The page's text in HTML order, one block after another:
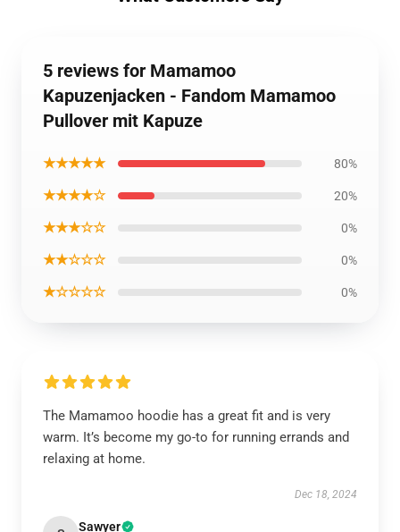
5 reviews for Mamamoo
Kapuzenjacken - Fandom Mamamoo
Pullover mit Kapuze
★★★★★ 80%
★★★★☆ 20%
★★★☆☆ 0%
★★☆☆☆ 0%
★☆☆☆☆ 0%
The Mamamoo hoodie has a great fit and is very
warm. It’s become my go-to for running errands and
relaxing at home.
Dec 18, 2024
Sawyer